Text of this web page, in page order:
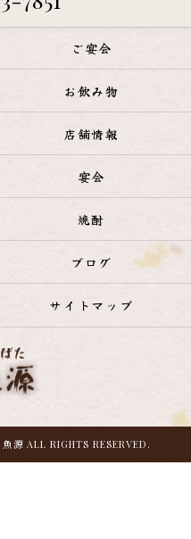
ご宴会
お飲み物
店舗情報
宴会
焼酎
ブログ
サイトマップ
源 ALL RIGHTS RESERVED.